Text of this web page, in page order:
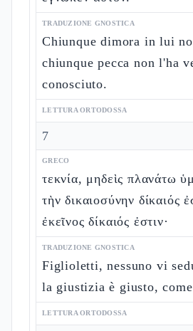
TRADUZIONE GNOSTICA
Chiunque dimora in lui
chiunque pecca non l'ha
conosciuto.
LETTURA ORTODOSSA
7
GRECO
τεκνία, μηδεὶς πλανάτω
τὴν δικαιοσύνην δίκαιός
ἐκεῖνος δίκαιός ἐστιν·
TRADUZIONE GNOSTICA
Figlioletti, nessuno vi
la giustizia è giusto,
LETTURA ORTODOSSA